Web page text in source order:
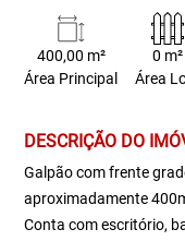
400,00 m²
Área Principal
0 m²
Área
DESCRIÇÃO DO
Galpão com frente
aproximadamente
Conta com escritório,